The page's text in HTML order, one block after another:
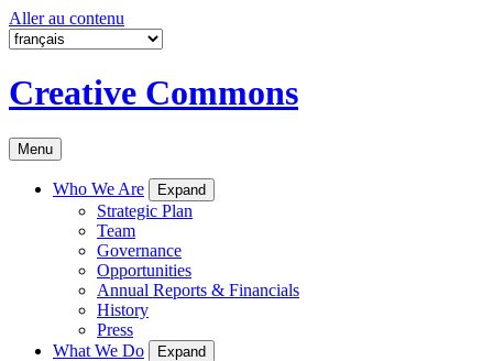
Aller au contenu
Creative Commons
Menu
Who We Are Expand
Strategic Plan
Team
Governance
Opportunities
Annual Reports & Financials
History
Press
What We Do
Expand